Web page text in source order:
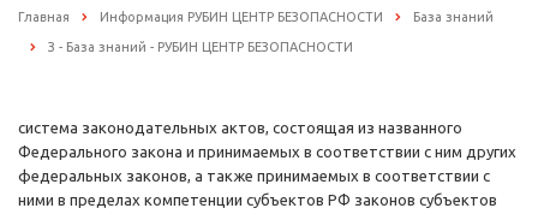
Главная Информация РУБИН ЦЕНТР БЕЗОПАСНОСТИ База знаний
З - База знаний - РУБИН ЦЕНТР БЕЗОПАСНОСТИ
система законодательных актов, состоящая из названного
Федерального закона и принимаемых в соответствии с ним других
федеральных законов, а также принимаемых в соответствии с
ними в пределах компетенции субъектов РФ законов субъектов